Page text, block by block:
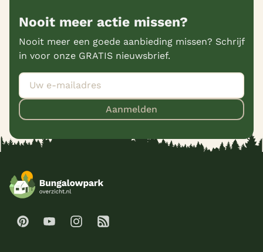
Nooit meer actie missen?
Nooit meer een goede aanbieding missen? Schrijf
in voor onze GRATIS nieuwsbrief.
Aanmelden